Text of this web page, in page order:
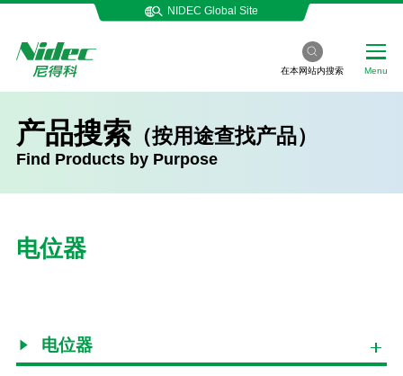
NIDEC Global Site
在本网站内搜索 Menu
产品搜索（按用途查找产品）
Find Products by Purpose
电位器
电位器